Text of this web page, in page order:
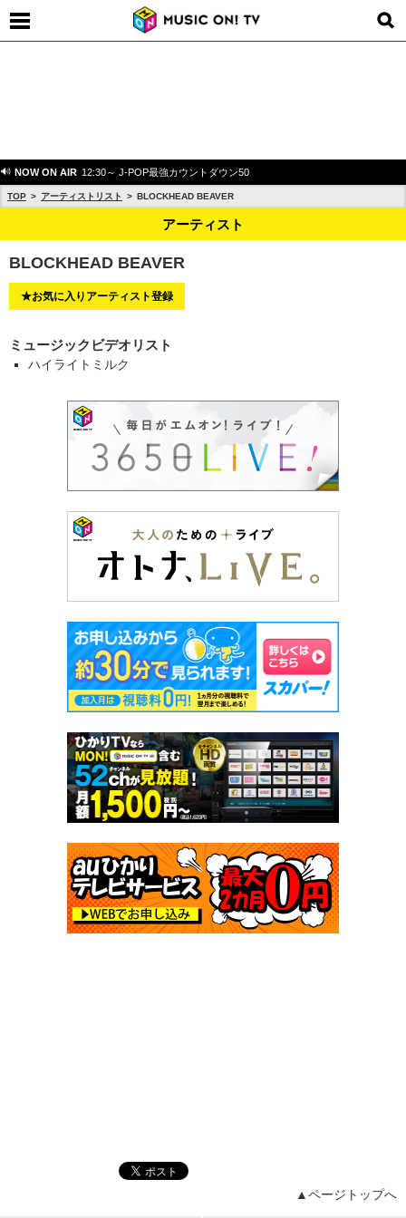
NOW ON AIR 12:30～ J-POP最強カウントダウン50
TOP アーティストリスト BLOCKHEAD BEAVER
アーティスト
BLOCKHEAD BEAVER
★お気に入りアーティスト登録
ミュージックビデオリスト
ハイライトミルク
▲ページトップへ